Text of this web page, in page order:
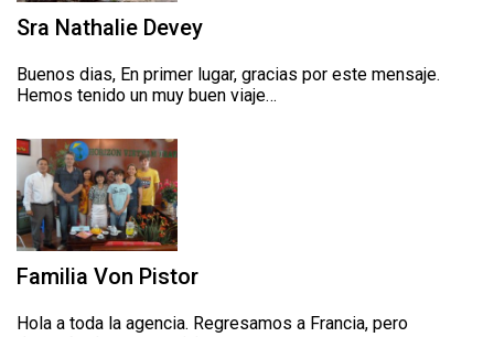
Sra Nathalie Devey
Buenos dias, En primer lugar, gracias por este mensaje.
Hemos tenido un muy buen viaje…
Familia Von Pistor
Hola a toda la agencia. Regresamos a Francia, pero